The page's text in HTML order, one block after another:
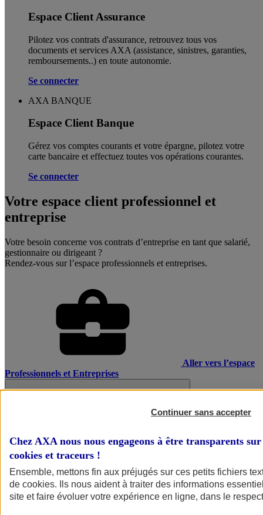
Espace Client Assurance
Pilotez vos contrats d'assurance, retrouvez tous vos
documents et services AXA (assistance, sinistres, garanties,
remboursements..) en toute autonomie. ​
Se connecter
AXA BANQUE
Espace Client Banque
Gérez vos comptes courants et votre épargne, pilotez votre
carte bancaire et effectuez toutes vos opérations courantes.
Se connecter
Votre espace client professionnel et
entreprise
Votre besoin concerne vos contrats d’entreprise en tant que salarié,
gestionnaire ou dirigeant ?
Rendez-vous sur l’espace professionnels et entreprises.
Aller vers l’espace
Professionnels et Entreprises
Continuer sans accepter
Chez AXA nous nous engageons à être transparents
cookies et traceurs !
Ensemble, mettons fin aux préjugés sur ces petits fichiers
de cookies. Ils nous aident à traiter des informations
site et faire évoluer votre expérience en ligne, dans le